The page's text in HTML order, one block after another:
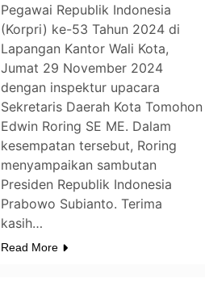
Pegawai Republik Indonesia
(Korpri) ke-53 Tahun 2024 di
Lapangan Kantor Wali Kota,
Jumat 29 November 2024
dengan inspektur upacara
Sekretaris Daerah Kota Tomohon
Edwin Roring SE ME. Dalam
kesempatan tersebut, Roring
menyampaikan sambutan
Presiden Republik Indonesia
Prabowo Subianto. Terima
kasih…
Read More